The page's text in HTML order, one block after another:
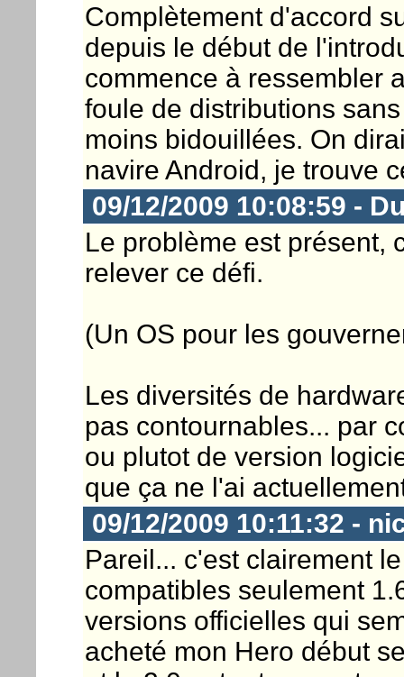
Complètement d'accord
depuis le début de
commence à ressembler
foule de distributions
moins bidouillées. On
navire Android, je trouve
09/12/2009 10:08:59 -
Le problème est présent,
relever ce défi.
(Un OS pour les
Les diversités de
pas contournables... par
ou plutot de version
que ça ne l'ai
09/12/2009 10:11:32 -
Pareil... c'est clairement
compatibles seulement
versions officielles qui
acheté mon Hero début